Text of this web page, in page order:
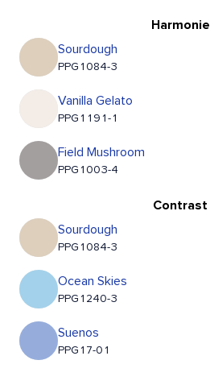
Harmonie
Sourdough
PPG1084-3
Vanilla Gelato
PPG1191-1
Field Mushroom
PPG1003-4
Contrast
Sourdough
PPG1084-3
Ocean Skies
PPG1240-3
Suenos
PPG17-01